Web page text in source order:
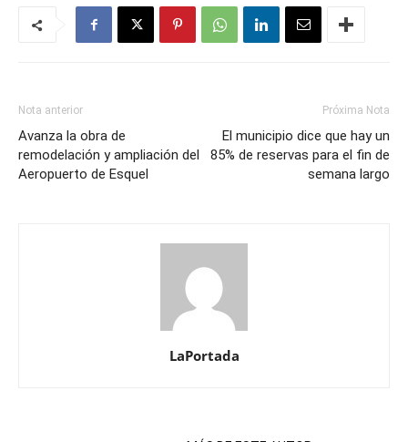
Nota anterior
Avanza la obra de
remodelación y ampliación del
Aeropuerto de Esquel
Próxima Nota
El municipio dice que hay un
85% de reservas para el fin de
semana largo
LaPortada